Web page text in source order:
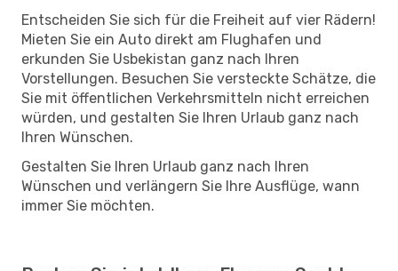
Entscheiden Sie sich für die Freiheit auf vier Rädern!
Mieten Sie ein Auto direkt am Flughafen und
erkunden Sie Usbekistan ganz nach Ihren
Vorstellungen. Besuchen Sie versteckte Schätze, die
Sie mit öffentlichen Verkehrsmitteln nicht erreichen
würden, und gestalten Sie Ihren Urlaub ganz nach
Ihren Wünschen.
Gestalten Sie Ihren Urlaub ganz nach Ihren
Wünschen und verlängern Sie Ihre Ausflüge, wann
immer Sie möchten.